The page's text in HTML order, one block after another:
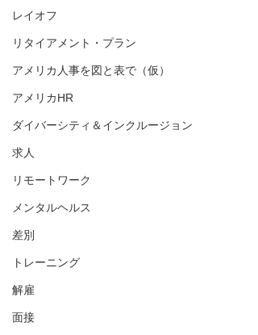
レイオフ
リタイアメント・プラン
アメリカ人事を図と表で（仮）
アメリカHR
ダイバーシティ＆インクルージョン
求人
リモートワーク
メンタルヘルス
差別
トレーニング
解雇
面接